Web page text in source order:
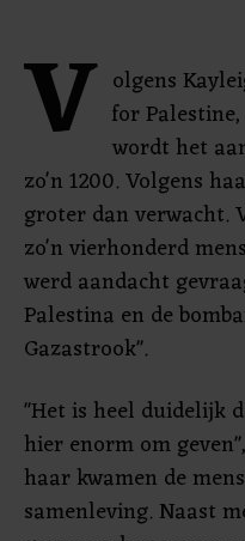
V olgens
for
wordt het
zo'n 1200. Volgens
groter dan verwacht.
zo'n vierhonderd
werd aandacht
Palestina en de
Gazastrook".
"Het is heel duidelijk
hier enorm om
haar kwamen de
samenleving. Naast